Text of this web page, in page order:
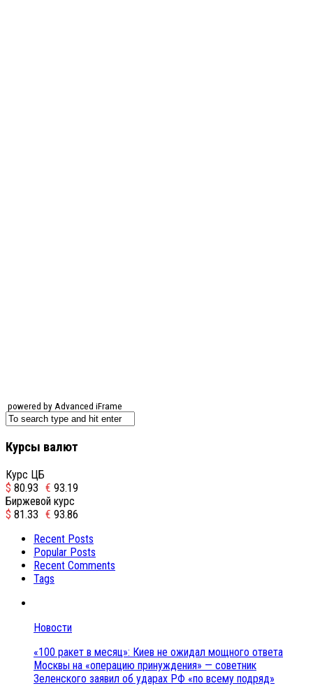
powered by Advanced iFrame
Курсы валют
Курс ЦБ
$ 80.93 € 93.19
Биржевой курс
$ 81.33 € 93.86
Recent Posts
Popular Posts
Recent Comments
Tags
Новости
«100 ракет в месяц»: Киев не ожидал мощного ответа
Москвы на «операцию принуждения» — советник
Зеленского заявил об ударах РФ «по всему подряд»